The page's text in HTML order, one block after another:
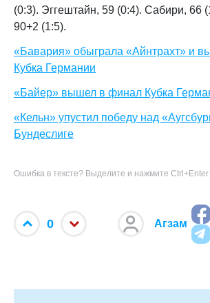
(0:3). Эггештайн, 59 (0:4). Сабири, 66
90+2 (1:5).
«Бавария» обыграла «Айнтрахт» и
Кубка Германии
«Байер» вышел в финал Кубка
«Кельн» упустил победу над
Бундеслиге
Ошибка в тексте? Выделите и нажмите Ctrl+Enter
0 Агзам